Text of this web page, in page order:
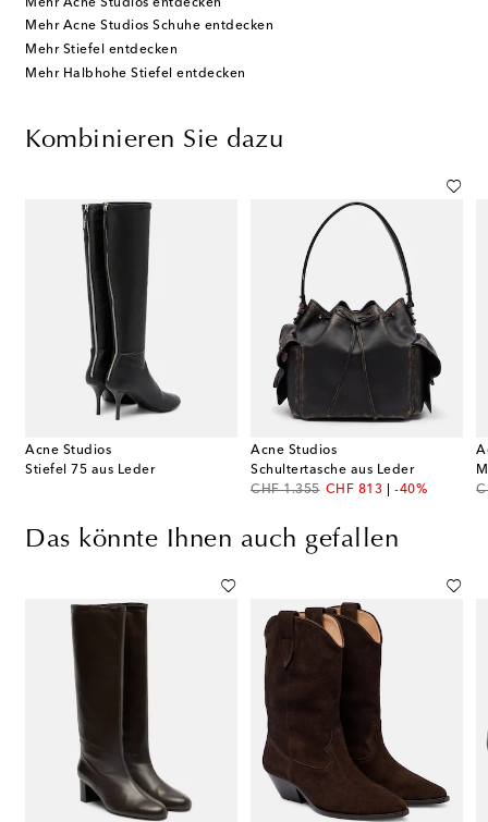
Mehr Acne Studios entdecken
Mehr Acne Studios Schuhe entdecken
Mehr Stiefel entdecken
Mehr Halbhohe Stiefel entdecken
Kombinieren Sie dazu
Acne Studios
Stiefel 75 aus Leder
Acne Studios
Schultertasche aus Leder
CHF 1.355
original priceCHF 813
discount price
-40%
Das könnte Ihnen auch gefallen